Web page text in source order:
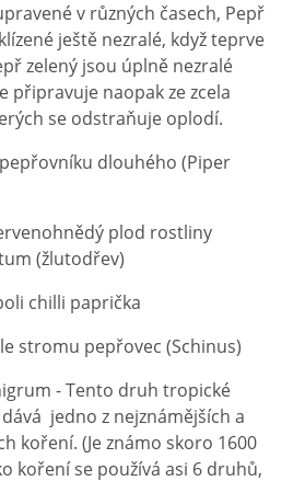
v různých časech, Pepř
ještě nezralé, když teprve
zelený jsou úplně nezralé
připravuje naopak ze zcela
se odstraňuje oplodí.
dlouhého (Piper
plod rostliny
(žlutodřev)
chilli paprička
stromu pepřovec (Schinus)
- Tento druh tropické
jedno z nejznámějších a
koření. (Je známo skoro 1600
koření se používá asi 6 druhů,